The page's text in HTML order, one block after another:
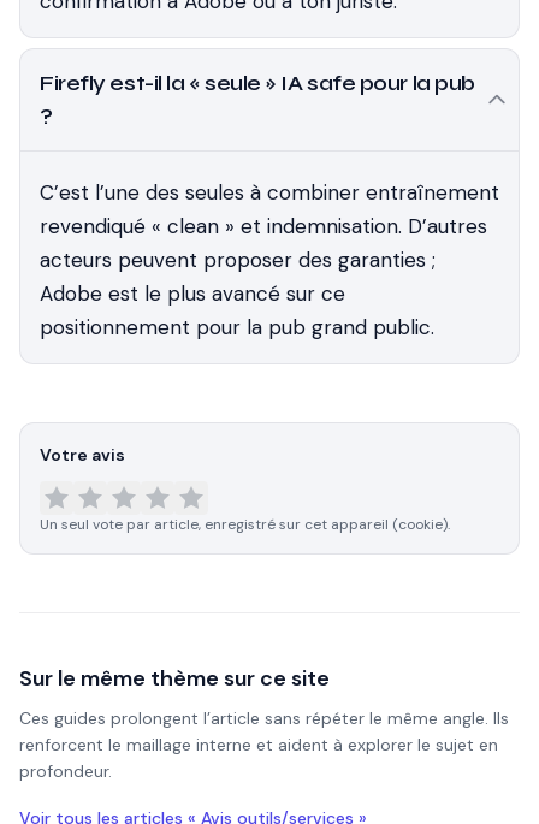
Firefly est-il la « seule » IA safe pour la pub
?
C’est l’une des seules à combiner entraînement
revendiqué « clean » et indemnisation. D’autres
acteurs peuvent proposer des garanties ;
Adobe est le plus avancé sur ce
positionnement pour la pub grand public.
Votre avis
Un seul vote par article, enregistré sur cet appareil (cookie).
Sur le même thème sur ce site
Ces guides prolongent l’article sans répéter le même angle. Ils
renforcent le maillage interne et aident à explorer le sujet en
profondeur.
Voir tous les articles « Avis outils/services »